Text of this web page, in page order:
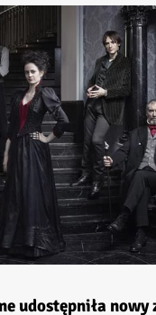
udostępniła nowy